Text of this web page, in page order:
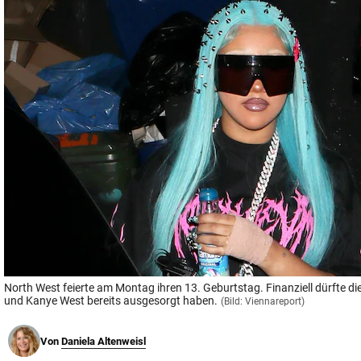
© Krone Multimedia GmbH & Co KG 2026
Muthgasse 2, 1190 Wien
North West feierte am Montag ihren 13. Geburtstag. Finanziell dürfte
und Kanye West bereits ausgesorgt haben. (Bild: Viennareport)
Von Daniela Altenweisl